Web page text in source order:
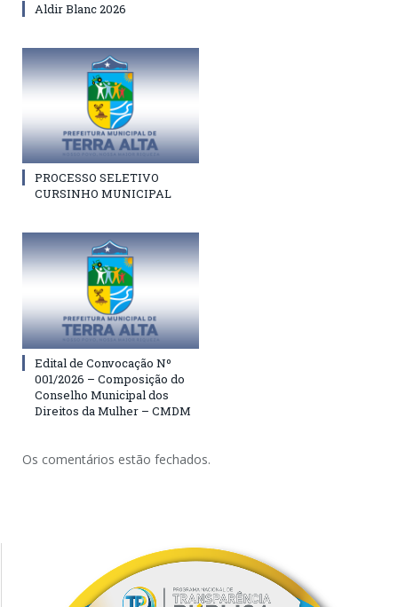
Aldir Blanc 2026
PROCESSO SELETIVO
CURSINHO MUNICIPAL
Edital de Convocação Nº
001/2026 – Composição do
Conselho Municipal dos
Direitos da Mulher – CMDM
Os comentários estão fechados.